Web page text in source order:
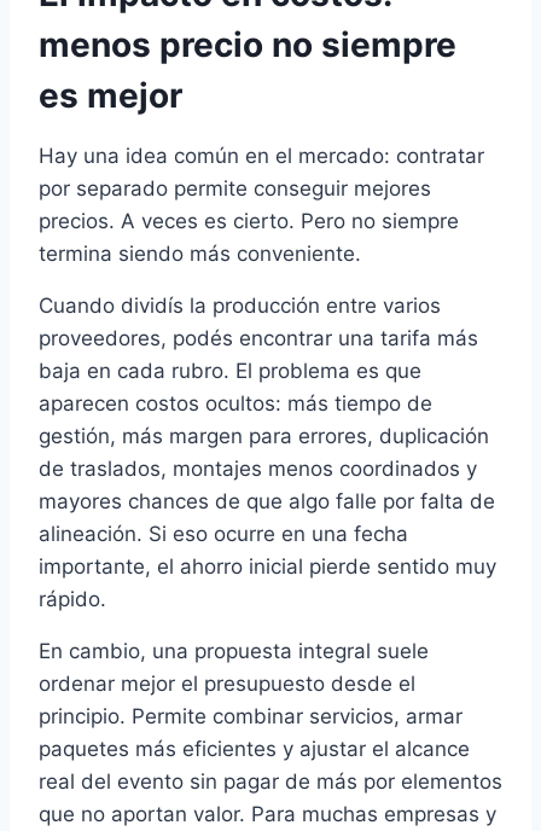
menos precio no siempre
es mejor
Hay una idea común en el mercado: contratar
por separado permite conseguir mejores
precios. A veces es cierto. Pero no siempre
termina siendo más conveniente.
Cuando dividís la producción entre varios
proveedores, podés encontrar una tarifa más
baja en cada rubro. El problema es que
aparecen costos ocultos: más tiempo de
gestión, más margen para errores, duplicación
de traslados, montajes menos coordinados y
mayores chances de que algo falle por falta de
alineación. Si eso ocurre en una fecha
importante, el ahorro inicial pierde sentido muy
rápido.
En cambio, una propuesta integral suele
ordenar mejor el presupuesto desde el
principio. Permite combinar servicios, armar
paquetes más eficientes y ajustar el alcance
real del evento sin pagar de más por elementos
que no aportan valor. Para muchas empresas y